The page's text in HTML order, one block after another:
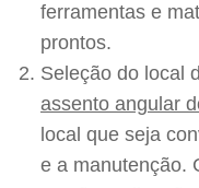
ferramentas e
prontos.
Seleção do local
assento angular
local que seja
e a manutenção.